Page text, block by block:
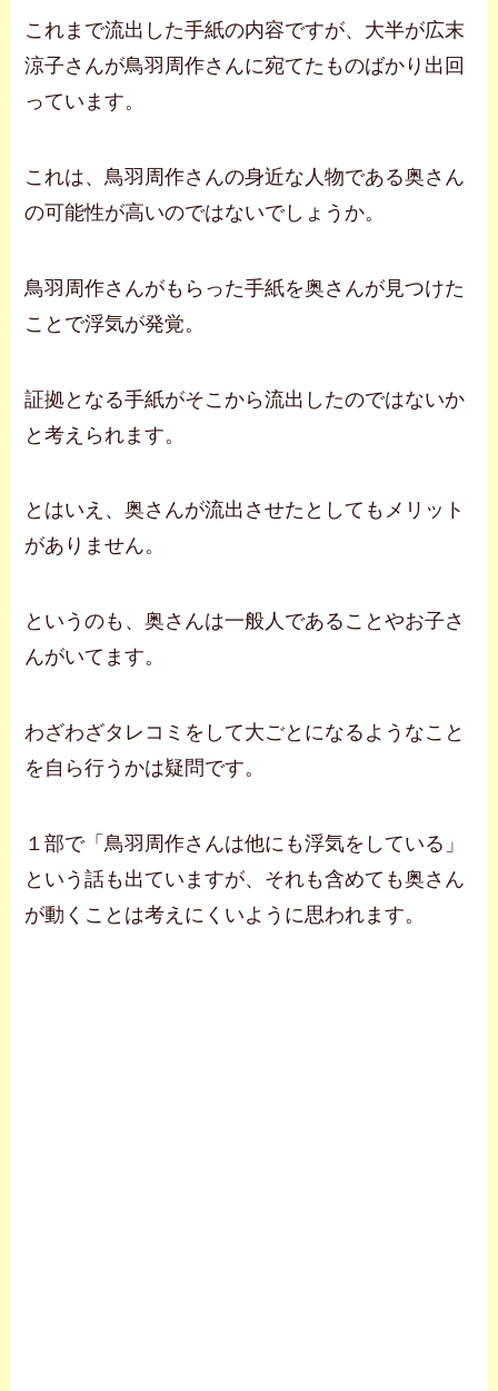
これまで流出した手紙の内容ですが、大半が広末
涼子さんが鳥羽周作さんに宛てたものばかり出回
っています。
これは、鳥羽周作さんの身近な人物である奥さん
の可能性が高いのではないでしょうか。
鳥羽周作さんがもらった手紙を奥さんが見つけた
ことで浮気が発覚。
証拠となる手紙がそこから流出したのではないか
と考えられます。
とはいえ、奥さんが流出させたとしてもメリット
がありません。
というのも、奥さんは一般人であることやお子さ
んがいてます。
わざわざタレコミをして大ごとになるようなこと
を自ら行うかは疑問です。
１部で「鳥羽周作さんは他にも浮気をしている」
という話も出ていますが、それも含めても奥さん
が動くことは考えにくいように思われます。